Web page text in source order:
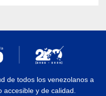
de todos los venezolanos a
accesible y de calidad.